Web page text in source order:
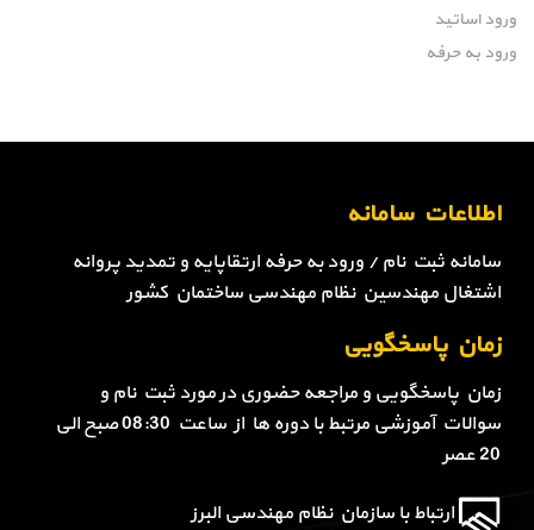
ورود اساتید
ورود به حرفه
اطلاعات سامانه
سامانه ثبت نام / ورود به حرفه ارتقاپایه و تمدید پروانه
اشتغال مهندسین نظام مهندسی ساختمان کشور
زمان پاسخگویی
زمان پاسخگویی و مراجعه حضوری در مورد ثبت نام و
سوالات آموزشی مرتبط با دوره ها از ساعت 08:30 صبح الی
20 عصر
ارتباط با سازمان نظام مهندسی البرز